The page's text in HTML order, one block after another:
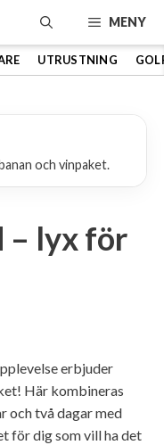
MENY
UTRUSTNING
och vinpaket.
– lyx för
erbjuder
Här kombineras
och två dagar med
för dig som vill ha det